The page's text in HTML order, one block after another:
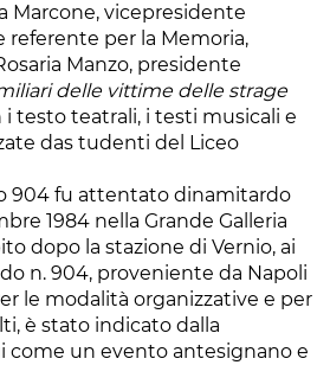
Marcone, vicepresidente
referente per la Memoria,
Manzo, presidente
delle vittime delle strage
i testo teatrali, i testi musicali e
das tudenti del Liceo
904 fu attentato dinamitardo
1984 nella Grande Galleria
dopo la stazione di Vernio, ai
n. 904, proveniente da Napoli
le modalità organizzative e per
è stato indicato dalla
come un evento antesignano e